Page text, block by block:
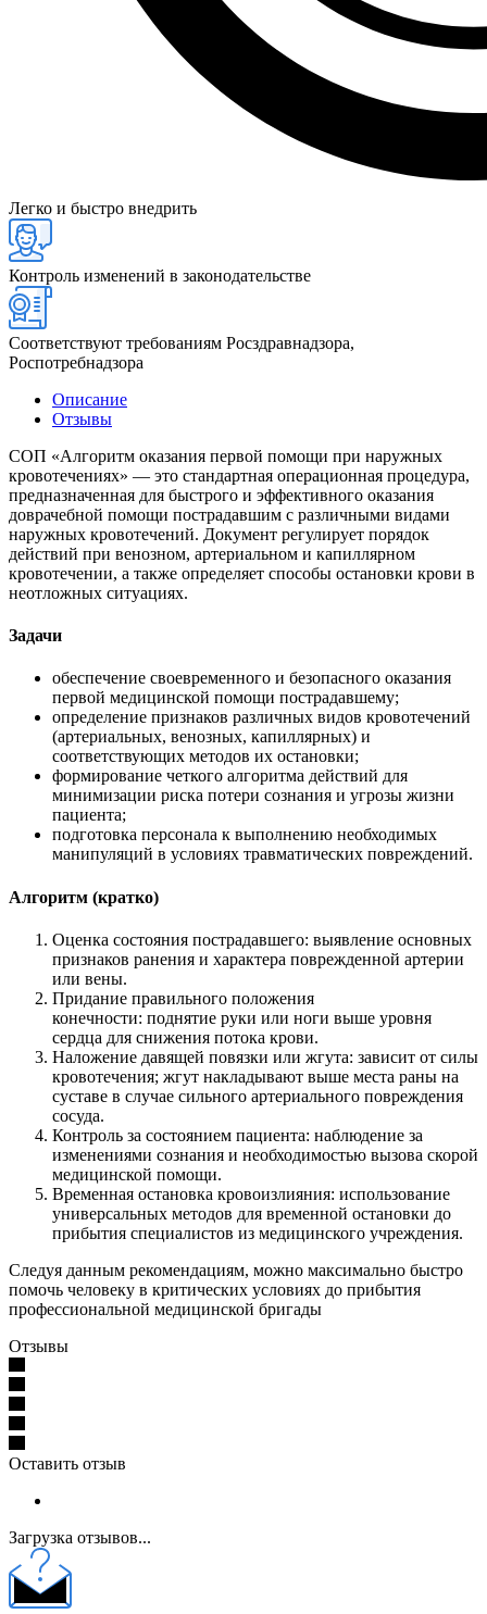
Легко и быстро внедрить
Контроль изменений в законодательстве
Соответствуют требованиям Росздравнадзора,
Роспотребнадзора
Описание
Отзывы
СОП «Алгоритм оказания первой помощи при наружных
кровотечениях» — это стандартная операционная процедура,
предназначенная для быстрого и эффективного оказания
доврачебной помощи пострадавшим с различными видами
наружных кровотечений. Документ регулирует порядок
действий при венозном, артериальном и капиллярном
кровотечении, а также определяет способы остановки крови в
неотложных ситуациях.
Задачи
обеспечение своевременного и безопасного оказания
первой медицинской помощи пострадавшему;
определение признаков различных видов кровотечений
(артериальных, венозных, капиллярных) и
соответствующих методов их остановки;
формирование четкого алгоритма действий для
минимизации риска потери сознания и угрозы жизни
пациента;
подготовка персонала к выполнению необходимых
манипуляций в условиях травматических повреждений.
Алгоритм (кратко)
Оценка состояния пострадавшего: выявление основных
признаков ранения и характера поврежденной артерии
или вены.
Придание правильного положения
конечности: поднятие руки или ноги выше уровня
сердца для снижения потока крови.
Наложение давящей повязки или жгута: зависит от силы
кровотечения; жгут накладывают выше места раны на
суставе в случае сильного артериального повреждения
сосуда.
Контроль за состоянием пациента: наблюдение за
изменениями сознания и необходимостью вызова скорой
медицинской помощи.
Временная остановка кровоизлияния: использование
универсальных методов для временной остановки до
прибытия специалистов из медицинского учреждения.
Следуя данным рекомендациям, можно максимально быстро
помочь человеку в критических условиях до прибытия
профессиональной медицинской бригады
Отзывы
Оставить отзыв
Загрузка отзывов...